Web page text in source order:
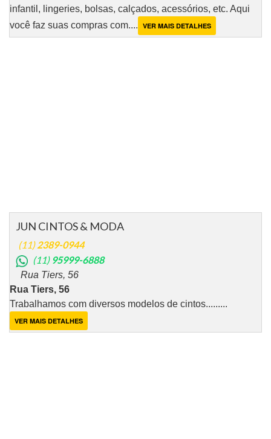
infantil, lingeries, bolsas, calçados, acessórios, etc. Aqui
você faz suas compras com.... VER MAIS DETALHES
JUN CINTOS & MODA
(11)2389-0944
(11) 95999-6888
Rua Tiers, 56
Rua Tiers, 56
Trabalhamos com diversos modelos de cintos.........
VER MAIS DETALHES